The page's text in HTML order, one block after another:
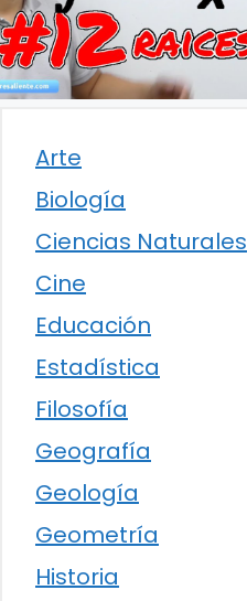
Arte
Biología
Ciencias Naturales
Cine
Educación
Estadística
Filosofía
Geografía
Geología
Geometría
Historia